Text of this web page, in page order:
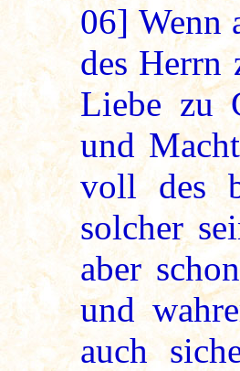
06] Wenn
des
Liebe zu
und
voll des
solcher
aber
und
auch